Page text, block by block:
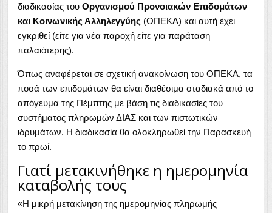
διαδικασίας του Οργανισμού Προνοιακών Επιδομάτων
και Κοινωνικής Αλληλεγγύης (ΟΠΕΚΑ) και αυτή έχει
εγκριθεί (είτε για νέα παροχή είτε για παράταση
παλαιότερης).
Όπως αναφέρεται σε σχετική ανακοίνωση του ΟΠΕΚΑ, τα
ποσά των επιδομάτων θα είναι διαθέσιμα σταδιακά από το
απόγευμα της Πέμπτης με βάση τις διαδικασίες του
συστήματος πληρωμών ΔΙΑΣ και των πιστωτικών
ιδρυμάτων. Η διαδικασία θα ολοκληρωθεί την Παρασκευή
το πρωί.
Γιατί μετακινήθηκε η ημερομηνία
καταβολής τους
«Η μικρή μετακίνηση της ημερομηνίας πληρωμής